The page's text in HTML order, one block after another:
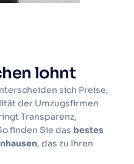
lohnt
sich Preise,
der Umzugsfirmen
Transparenz,
finden Sie das bestes
, das zu Ihren